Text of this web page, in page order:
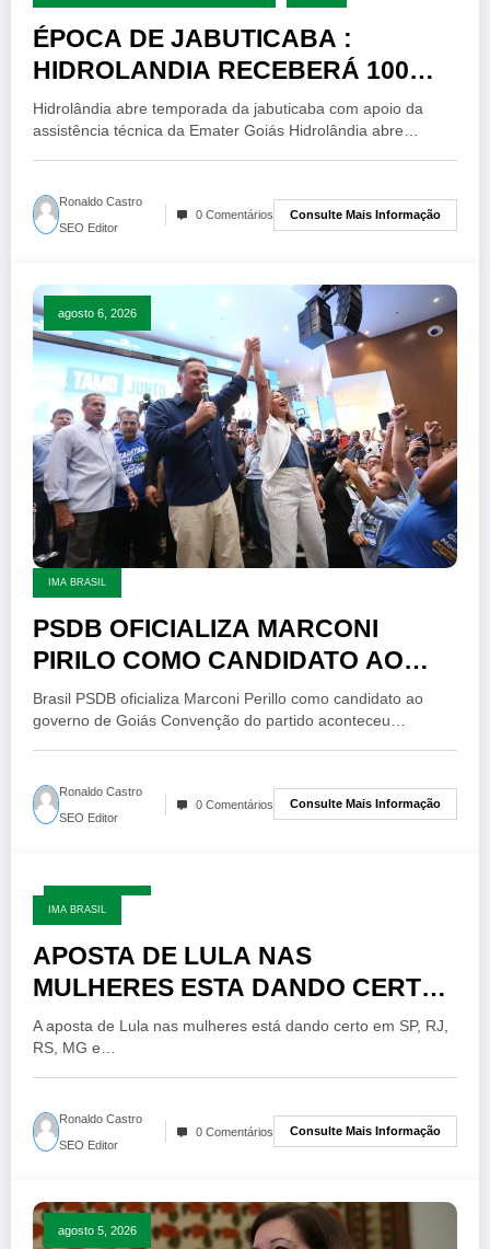
ÉPOCA DE JABUTICABA :
HIDROLANDIA RECEBERÁ 100
MIL VISTANTES NA TEMPORADA
DA JABUTICABA
Hidrolândia abre temporada da jabuticaba com apoio da
assistência técnica da Emater Goiás Hidrolândia abre…
Ronaldo Castro
SEO Editor
0 Comentários Consulte Mais Informação
agosto 6, 2026
IMA BRASIL
PSDB OFICIALIZA MARCONI
PIRILO COMO CANDIDATO AO
GOVERNO DE GOIÁS
Brasil PSDB oficializa Marconi Perillo como candidato ao
governo de Goiás Convenção do partido aconteceu…
Ronaldo Castro
SEO Editor
0 Comentários Consulte Mais Informação
agosto 5, 2026
IMA BRASIL
APOSTA DE LULA NAS
MULHERES ESTA DANDO CERTO
EM SP, RJ, MG, RS E PE
A aposta de Lula nas mulheres está dando certo em SP, RJ,
RS, MG e…
Ronaldo Castro
SEO Editor
0 Comentários Consulte Mais Informação
agosto 5, 2026